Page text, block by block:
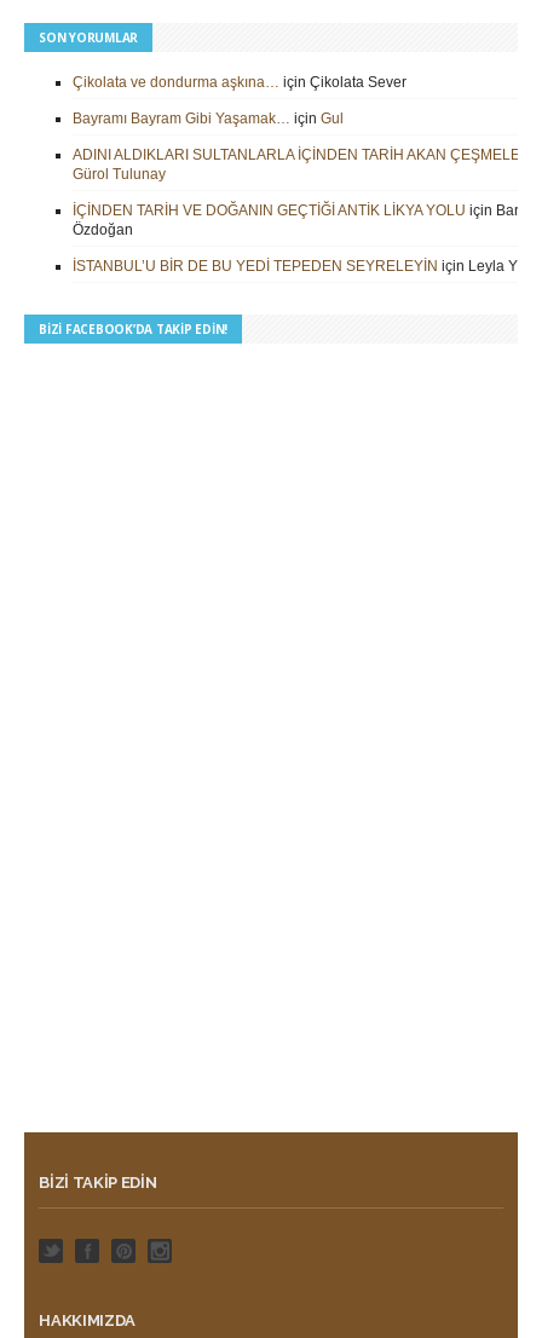
SON YORUMLAR
Çikolata ve dondurma aşkına… için Çikolata Sever
Bayramı Bayram Gibi Yaşamak… için Gul
ADINI ALDIKLARI SULTANLARLA İÇİNDEN TARİH AKAN ÇEŞMELER
Gürol Tulunay
İÇİNDEN TARİH VE DOĞANIN GEÇTİĞİ ANTİK LİKYA YOLU için
Özdoğan
İSTANBUL’U BİR DE BU YEDİ TEPEDEN SEYRELEYİN için Leyla
BIZI FACEBOOK’DA TAKIP EDIN!
BIZI TAKIP EDIN
HAKKIMIZDA